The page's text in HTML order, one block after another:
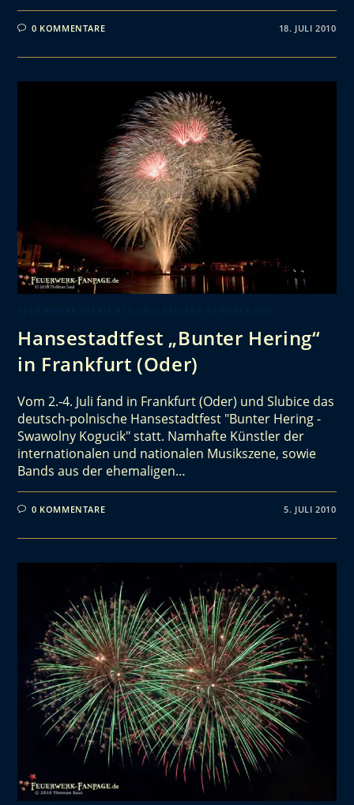
0 KOMMENTARE 18. JULI 2010
Hansestadtfest „Bunter Hering“
in Frankfurt (Oder)
Vom 2.-4. Juli fand in Frankfurt (Oder) und Slubice das
deutsch-polnische Hansestadtfest "Bunter Hering -
Swawolny Kogucik" statt. Namhafte Künstler der
internationalen und nationalen Musikszene, sowie
Bands aus der ehemaligen…
0 KOMMENTARE 5. JULI 2010